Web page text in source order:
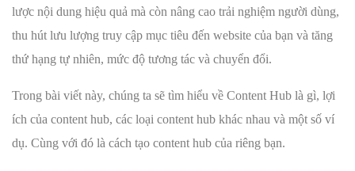
lược nội dung hiệu quả mà còn nâng cao trải nghiệm người dùng,
thu hút lưu lượng truy cập mục tiêu đến website của bạn và tăng
thứ hạng tự nhiên, mức độ tương tác và chuyển đổi.
Trong bài viết này, chúng ta sẽ tìm hiểu về Content Hub là gì, lợi
ích của content hub, các loại content hub khác nhau và một số ví
dụ. Cùng với đó là cách tạo content hub của riêng bạn.